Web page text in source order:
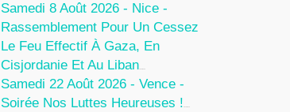
Samedi 8 Août 2026 - Nice -
Rassemblement Pour Un Cessez
Le Feu Effectif À Gaza, En
Cisjordanie Et Au Liban
Samedi 22 Août 2026 - Vence -
Soirée Nos Luttes Heureuses !